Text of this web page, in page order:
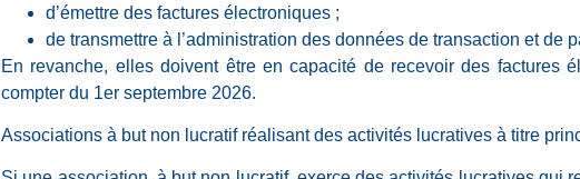
d’émettre des factures électroniques ;
de transmettre à l’administration des données de transaction et de
En revanche, elles doivent être en capacité de recevoir des factures
compter du 1er septembre 2026.
Associations à but non lucratif réalisant des activités lucratives à titre